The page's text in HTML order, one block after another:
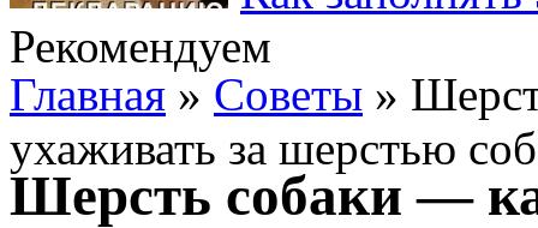
Рекомендуем
Главная » Советы »
ухаживать за шерстью
Шерсть собаки —